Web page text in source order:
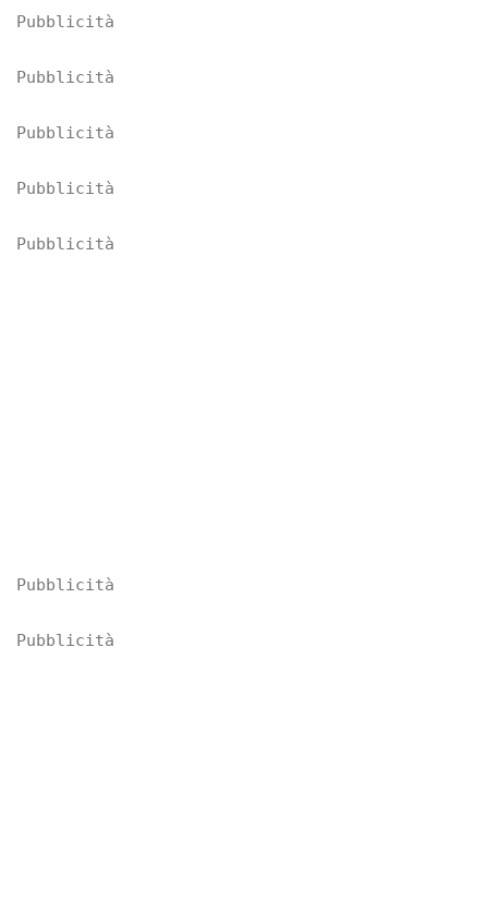
Pubblicità
Pubblicità
Pubblicità
Pubblicità
Pubblicità
Pubblicità
Pubblicità